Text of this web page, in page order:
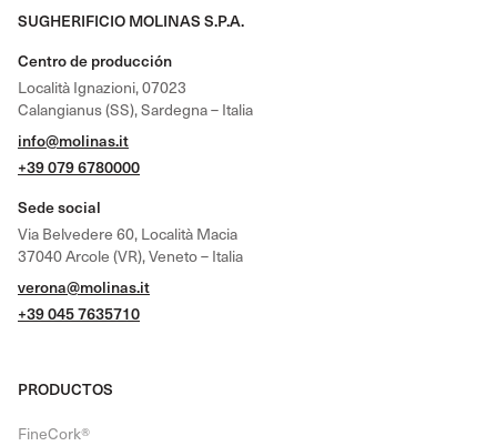
SUGHERIFICIO MOLINAS S.P.A.
Centro de producción
Località Ignazioni, 07023
Calangianus (SS), Sardegna – Italia
info@molinas.it
+39 079 6780000
Sede social
Via Belvedere 60, Località Macia
37040 Arcole (VR), Veneto – Italia
verona@molinas.it
+39 045 7635710
PRODUCTOS
FineCork®